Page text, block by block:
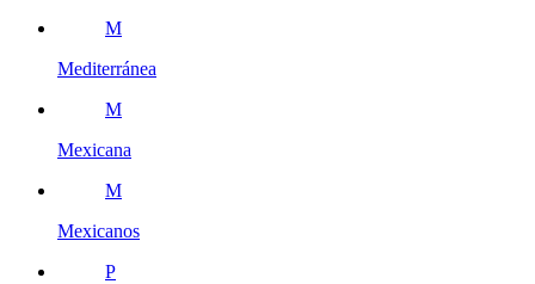
M
Mediterránea
M
Mexicana
M
Mexicanos
P